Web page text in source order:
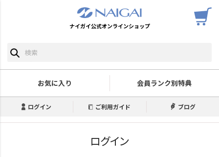
ナイガイ公式オンラインショップ
お気に入り 会員ランク別特典
ログイン ご利用ガイド ブログ
ログイン